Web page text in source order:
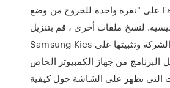
على "نقرة واحدة للخروج من وضع Fastboot" من
لنسخ ملفات أخرى ، قم بتنزيل
Samsung Kies من موقع الشركة وتثبيتها على
البرنامج من جهاز الكمبيوتر الخاص
التي تظهر على الشاشة حول كيفية